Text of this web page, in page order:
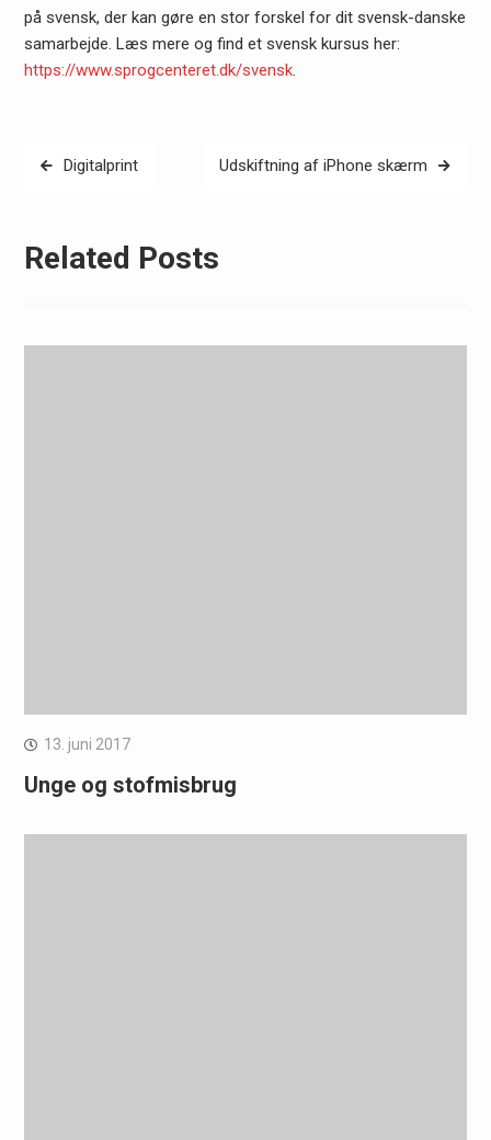
på svensk, der kan gøre en stor forskel for dit svensk-danske
samarbejde. Læs mere og find et svensk kursus her:
https://www.sprogcenteret.dk/svensk.
Indlægsnavigation
Digitalprint Udskiftning af iPhone skærm
Related Posts
13. juni 2017
Unge og stofmisbrug